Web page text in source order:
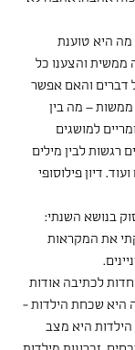
מה היא טוענת
והצענו כל
דברים והאם אפשר
ממשות – מה בין
למושגים
רגשות לבין מילים
דיון פילוסופי
בנושא השנתי:
את המקראות
לכתיבה אודות
היא שכחת הילדות -
הילדות היא מצב